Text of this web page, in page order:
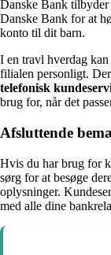
Danske Bank
Danske Bank for at
konto til dit barn.
I en travl hverdag
filialen personligt.
telefonisk
brug for, når det
Afsluttende
Hvis du har brug for
sørg for at besøge
oplysninger.
med alle dine